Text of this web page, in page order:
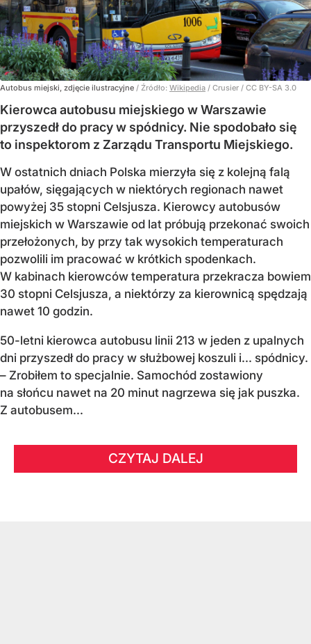
Autobus miejski, zdjęcie ilustracyjne / Źródło: Wikipedia / Crusier / CC BY-SA 3.0
Kierowca autobusu miejskiego w Warszawie
przyszedł do pracy w spódnicy. Nie spodobało się
to inspektorom z Zarządu Transportu Miejskiego.
W ostatnich dniach Polska mierzyła się z kolejną falą
upałów, sięgających w niektórych regionach nawet
powyżej 35 stopni Celsjusza. Kierowcy autobusów
miejskich w Warszawie od lat próbują przekonać swoich
przełożonych, by przy tak wysokich temperaturach
pozwolili im pracować w krótkich spodenkach.
W kabinach kierowców temperatura przekracza bowiem
30 stopni Celsjusza, a niektórzy za kierownicą spędzają
nawet 10 godzin.
50-letni kierowca autobusu linii 213 w jeden z upalnych
dni przyszedł do pracy w służbowej koszuli i... spódnicy.
– Zrobiłem to specjalnie. Samochód zostawiony
na słońcu nawet na 20 minut nagrzewa się jak puszka.
Z autobusem...
CZYTAJ DALEJ